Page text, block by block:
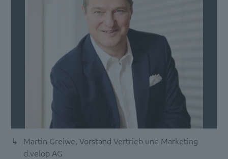
Martin Greiwe, Vorstand Vertrieb und Marketing
d.velop AG